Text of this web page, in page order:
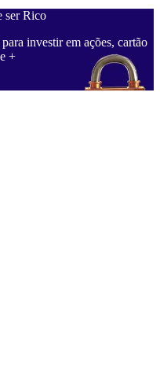
ser Rico
investir em ações, cartão
+